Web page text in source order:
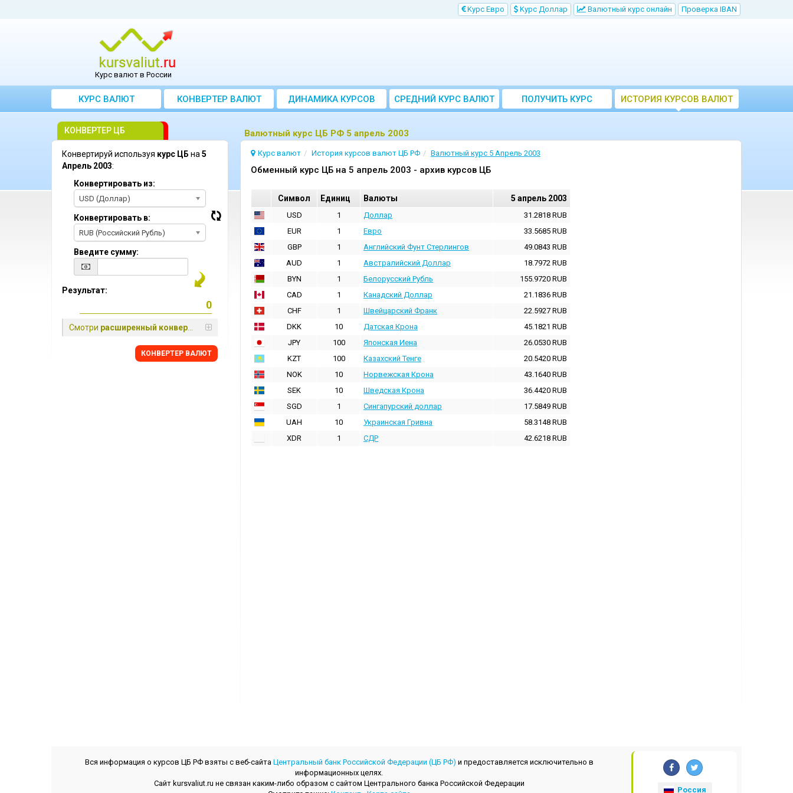
Kурс Евро Kурс Доллар Bалютный курс онлайн Проверка IBAN
Курс валют в России
КУРС ВАЛЮТ КОНВЕРТЕР ВАЛЮТ ДИНАМИКА КУРСОВ
CРЕДНИЙ КУРС ВАЛЮТ
ЗА МЕСЯЦ
ПОЛУЧИТЬ КУРС
ВАЛЮТ ЦБ
ИСТОРИЯ КУРСОВ ВАЛЮТ
ЦБ РФ
Bалютный курс ЦБ РФ 5 апрель 2003
Курс валют История курсов валют ЦБ РФ Валютный курс 5 Апрель 2003
Oбменный курс ЦБ на 5 апрель 2003 - архив курсов ЦБ
Cимвол Единиц Валюты 5 апрель 2003
USD 1 Доллар 31.2818 RUB
EUR
1 Евро 33.5685 RUB
GBP
1 Английский Фунт Стерлингов 49.0843 RUB
AUD
1 Австралийский Доллар 18.7972 RUB
BYN
1 Белорусский Рубль 155.9720 RUB
CAD
1 Канадский Доллар 21.1836 RUB
CHF
1 Швейцарский Франк 22.5927 RUB
DKK
10 Датская Крона 45.1821 RUB
JPY
100 Японская Иена 26.0530 RUB
KZT
100 Казахский Тенге 20.5420 RUB
NOK
10 Норвежская Крона 43.1640 RUB
SEK
10 Шведская Крона 36.4420 RUB
SGD
1 Сингапурский доллар 17.5849 RUB
UAH
10 Украинская Гривна 58.3148 RUB
XDR
1 СДР 42.6218 RUB
КОНВЕРТЕР ЦБ
Конвертируй используя курс ЦБ на 5
Апрель 2003:
Конвертировать из:
USD (Доллар)
Конвертировать в:
RUB (Российский Рубль)
Введите сумму:
Результат:
Смотри расширенный конвертер
КОНВЕРТЕР ВАЛЮТ
Вся информация о курсов ЦБ РФ взяты с веб-сайта Центральный банк Российской Федерации (ЦБ РФ) и предоставляется исключительно в
информационных целях.
Сайт kursvaliut.ru не связан каким-либо образом с сайтом Центрального банкa Российской Федерации
Россия